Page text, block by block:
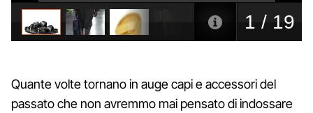
Quante volte tornano in auge capi e accessori del
passato che non avremmo mai pensato di indossare